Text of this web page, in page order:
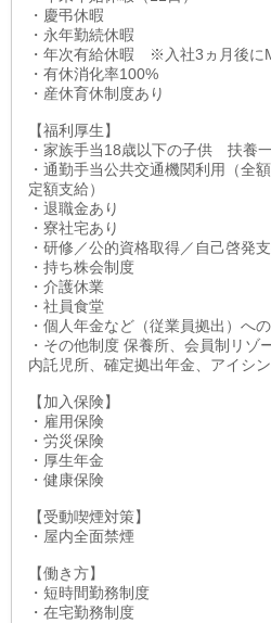
・慶弔休暇
・永年勤続休暇
・年次有給休暇 ※入社3ヵ月後に
・有休消化率100%
・産休育休制度あり
【福利厚生】
・家族手当18歳以下の子供 扶養
・通勤手当公共交通機関利用（全
定額支給）
・退職金あり
・寮社宅あり
・研修／公的資格取得／自己啓発
・持ち株会制度
・介護休業
・社員食堂
・個人年金など（従業員拠出）へ
・その他制度 保養所、会員制リゾ
内託児所、確定拠出年金、アイシ
【加入保険】
・雇用保険
・労災保険
・厚生年金
・健康保険
【受動喫煙対策】
・屋内全面禁煙
【働き方】
・短時間勤務制度
・在宅勤務制度